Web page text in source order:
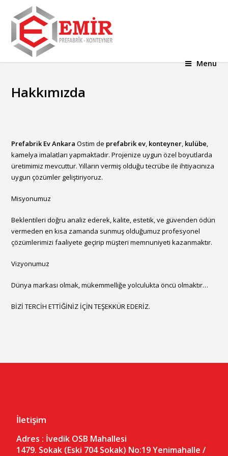
Menu
Hakkımızda
Prefabrik Ev Ankara Ostim de prefabrik ev, konteyner, kulübe,
kamelya imalatları yapmaktadır. Projenize uygun özel boyutlarda
üretimimiz mevcuttur. Yılların vermiş olduğu tecrübe ile ihtiyacınıza
uygun çözümler geliştiriyoruz.
Misyonumuz
Beklentileri doğru analiz ederek, kalite, estetik, ve güvenden ödün
vermeden en kısa zamanda sunmuş olduğumuz profesyonel
çözümlerimizi faaliyete geçirip müşteri memnuniyeti kazanmaktır.
Vizyonumuz
Dünya markası olmak, mükemmelliğe yolculukta öncü olmaktır…
BİZİ TERCİH ETTİĞİNİZ İÇİN TEŞEKKÜR EDERİZ.
İletişim
Adres : İvedik OSB Mahallesi
1479. Sokak (Eski 704 Sokak) No:19 Yenimahalle /